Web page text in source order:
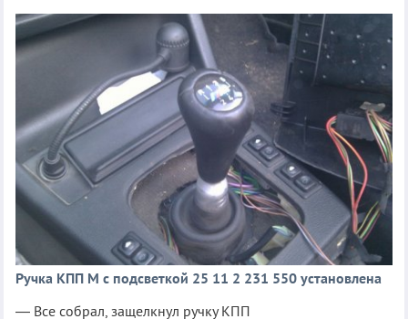
Ручка КПП М с подсветкой 25 11 2 231 550 установлена
— Все собрал, защелкнул ручку КПП